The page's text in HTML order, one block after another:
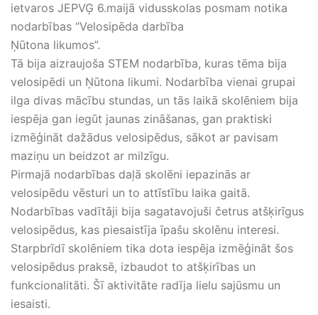
ietvaros JEPVĢ 6.maijā vidusskolas posmam notika
nodarbības “Velosipēda darbība
Ņūtona likumos”.
Tā bija aizraujoša STEM nodarbība, kuras tēma bija
velosipēdi un Ņūtona likumi. Nodarbība vienai grupai
ilga divas mācību stundas, un tās laikā skolēniem bija
iespēja gan iegūt jaunas zināšanas, gan praktiski
izmēģināt dažādus velosipēdus, sākot ar pavisam
maziņu un beidzot ar milzīgu.
Pirmajā nodarbības daļā skolēni iepazinās ar
velosipēdu vēsturi un to attīstību laika gaitā.
Nodarbības vadītāji bija sagatavojuši četrus atšķirīgus
velosipēdus, kas piesaistīja īpašu skolēnu interesi.
Starpbrīdī skolēniem tika dota iespēja izmēģināt šos
velosipēdus praksē, izbaudot to atšķirības un
funkcionalitāti. Šī aktivitāte radīja lielu sajūsmu un
iesaisti.